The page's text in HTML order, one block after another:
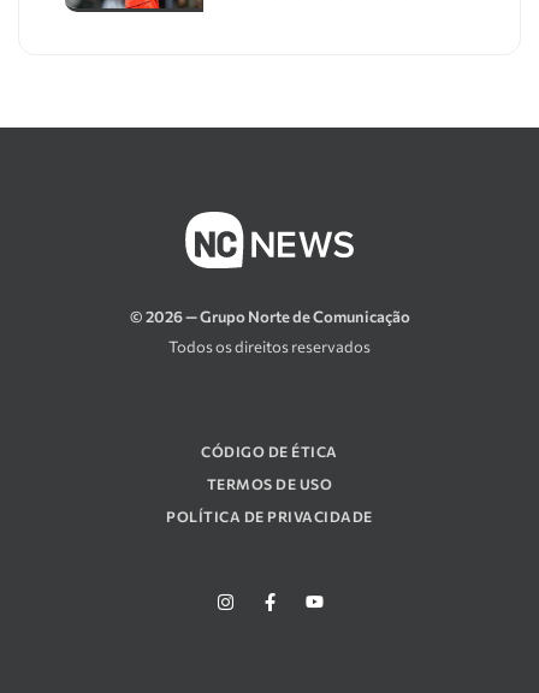
© 2026 — Grupo Norte de Comunicação
Todos os direitos reservados
CÓDIGO DE ÉTICA
TERMOS DE USO
POLÍTICA DE PRIVACIDADE